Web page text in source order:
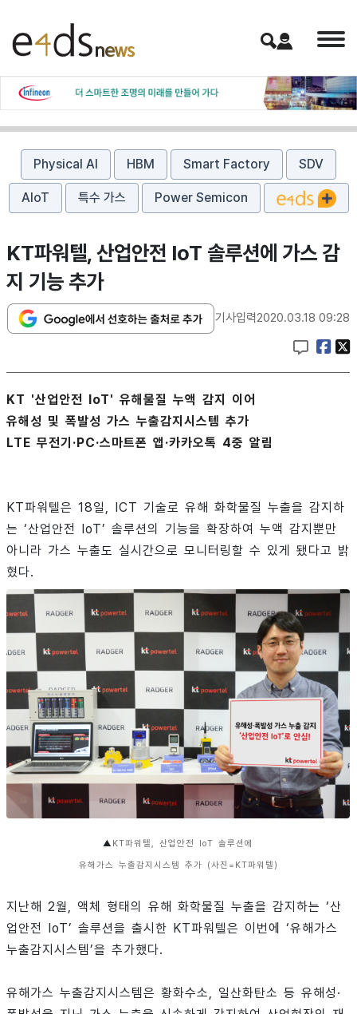
Physical AI HBM Smart Factory SDV
AIoT 특수 가스 Power Semicon
KT파워텔, 산업안전 IoT 솔루션에 가스 감
지 기능 추가
기사입력2020.03.18 09:28
KT '산업안전 IoT' 유해물질 누액 감지 이어
유해성 및 폭발성 가스 누출감지시스템 추가
LTE 무전기·PC·스마트폰 앱·카카오톡 4중 알림
KT파워텔은 18일, ICT 기술로 유해 화학물질 누출을 감지하
는 ‘산업안전 IoT’ 솔루션의 기능을 확장하여 누액 감지뿐만
아니라 가스 누출도 실시간으로 모니터링할 수 있게 됐다고 밝
혔다.
▲ KT파워텔, 산업안전 IoT 솔루션에
유해가스 누출감지시스템 추가 (사진=KT파워텔)
지난해 2월, 액체 형태의 유해 화학물질 누출을 감지하는 ‘산
업안전 IoT’ 솔루션을 출시한 KT파워텔은 이번에 ‘유해가스
누출감지시스템’을 추가했다.
유해가스 누출감지시스템은 황화수소, 일산화탄소 등 유해성·